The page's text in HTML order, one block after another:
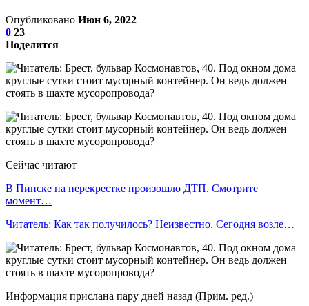
Опубликовано Июн 6, 2022
0 23
Поделится
Сейчас читают
В Пинске на перекрестке произошло ДТП. Смотрите
момент…
Читатель: Как так получилось? Неизвестно. Сегодня возле…
Информация прислана пару дней назад (Прим. ред.)